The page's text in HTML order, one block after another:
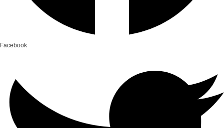
Facebook